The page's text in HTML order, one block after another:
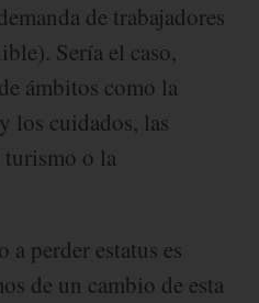
de trabajadores
Sería el caso,
ámbitos como la
los cuidados, las
turismo o la
perder estatus es
de un cambio de esta